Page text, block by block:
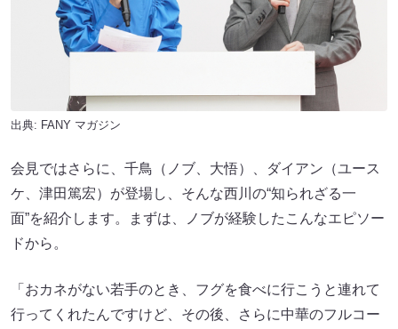
出典: FANY マガジン
会見ではさらに、千鳥（ノブ、大悟）、ダイアン（ユース
ケ、津田篤宏）が登場し、そんな西川の“知られざる一
面”を紹介します。まずは、ノブが経験したこんなエピソー
ドから。
「おカネがない若手のとき、フグを食べに行こうと連れて
行ってくれたんですけど、その後、さらに中華のフルコー